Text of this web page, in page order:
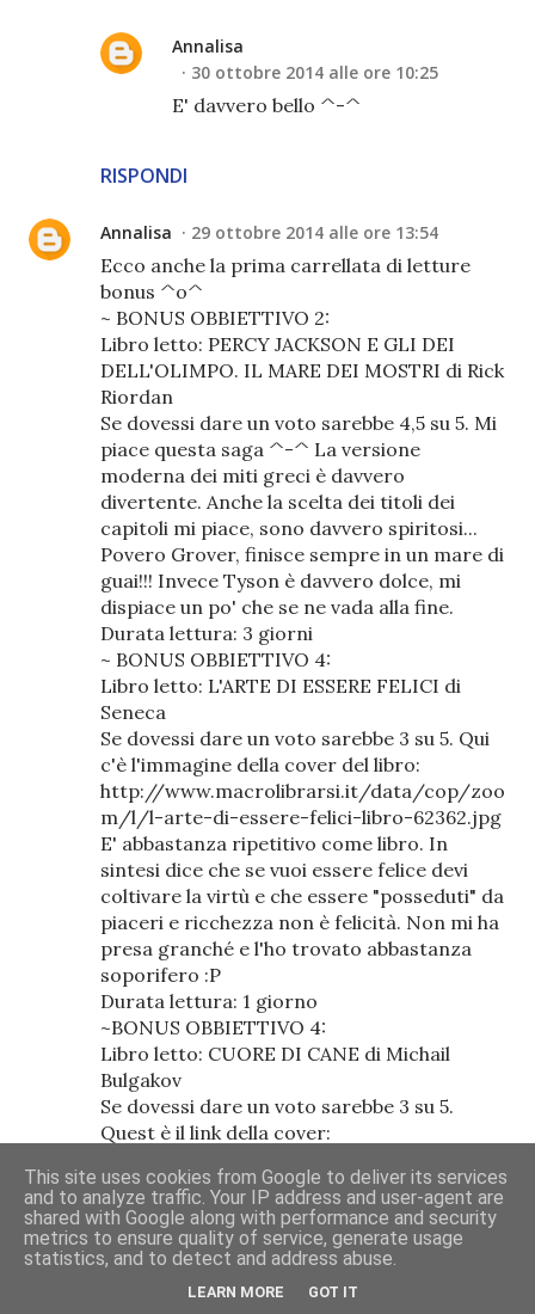
RISPONDI
Annalisa
30 ottobre 2014 alle ore 10:25
E' davvero bello ^-^
Annalisa 29 ottobre 2014 alle ore 13:54
Ecco anche la prima carrellata di letture
bonus ^o^
~ BONUS OBBIETTIVO 2:
Libro letto: PERCY JACKSON E GLI DEI
DELL'OLIMPO. IL MARE DEI MOSTRI di Rick
Riordan
Se dovessi dare un voto sarebbe 4,5 su 5. Mi
piace questa saga ^-^ La versione
moderna dei miti greci è davvero
divertente. Anche la scelta dei titoli dei
capitoli mi piace, sono davvero spiritosi...
Povero Grover, finisce sempre in un mare di
guai!!! Invece Tyson è davvero dolce, mi
dispiace un po' che se ne vada alla fine.
Durata lettura: 3 giorni
~ BONUS OBBIETTIVO 4:
Libro letto: L'ARTE DI ESSERE FELICI di
Seneca
Se dovessi dare un voto sarebbe 3 su 5. Qui
c'è l'immagine della cover del libro:
http://www.macrolibrarsi.it/data/cop/zoo
m/l/l-arte-di-essere-felici-libro-62362.jpg
E' abbastanza ripetitivo come libro. In
sintesi dice che se vuoi essere felice devi
coltivare la virtù e che essere "posseduti" da
piaceri e ricchezza non è felicità. Non mi ha
presa granché e l'ho trovato abbastanza
soporifero :P
Durata lettura: 1 giorno
~BONUS OBBIETTIVO 4:
Libro letto: CUORE DI CANE di Michail
Bulgakov
Se dovessi dare un voto sarebbe 3 su 5.
Quest è il link della cover:
isbnjpg/hires/978-88-541-5268-7.jpg Lo
ammetto quando ho letto nella trama
"Sotto il bisturi di uno scienziato un cane
viene trasformato in un uomo." non pensavo
intendesse in modo letterale. E' stato
This site uses cookies from Google to deliver its services
and to analyze traffic. Your IP address and user-agent are
shared with Google along with performance and security
metrics to ensure quality of service, generate usage
statistics, and to detect and address abuse.
LEARN MORE GOT IT